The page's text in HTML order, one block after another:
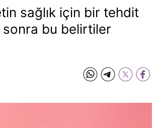
sağlık için bir tehdit
sonra bu belirtiler